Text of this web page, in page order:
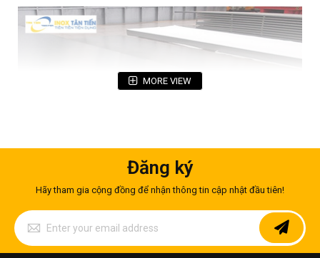
Tấm inox 304 độ dày 1.5mm
Mác thép: Inox 304
Tiêu chuẩn: JIS, AISI, ASTM, DIN, GB
MORE VIEW
Đăng ký
Hãy tham gia cộng đồng để nhận thông tin cập nhật đầu tiên!
Sign
Up
for
Our